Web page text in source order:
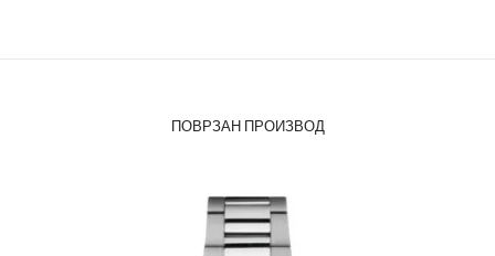
ПОВРЗАН ПРОИЗВОД